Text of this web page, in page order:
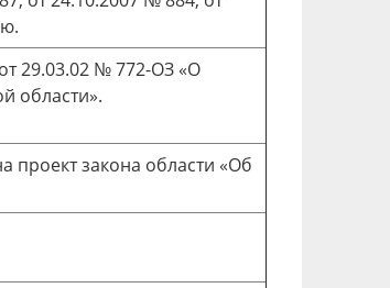
29.03.02 № 772-ОЗ «О
области».
проект закона области «Об